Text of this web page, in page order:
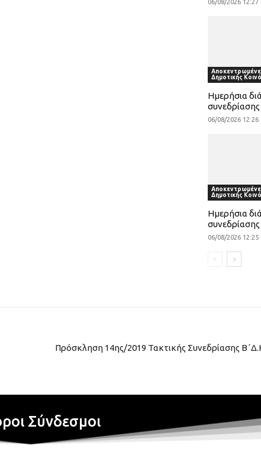
06/08/2026 12:27
Δημοτικής
Ημερήσια
06/08/2026 12:26
Δημοτικής
Ημερήσια
06/08/2026 12:25
Πρόσκληση 14ης/2019 Τακτικής Συνεδρίασης
Σύνδεσμοι